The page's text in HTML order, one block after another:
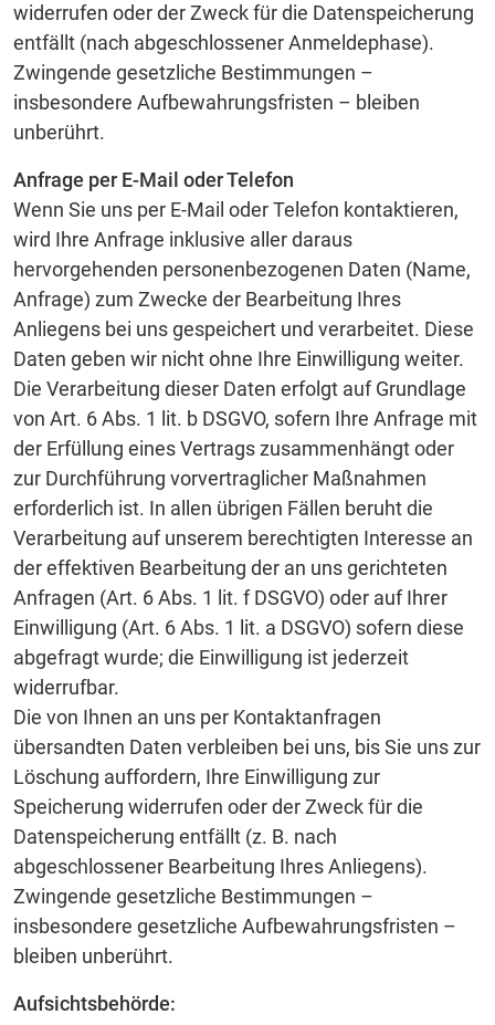
widerrufen oder der Zweck für die Datenspeicherung
entfällt (nach abgeschlossener Anmeldephase).
Zwingende gesetzliche Bestimmungen –
insbesondere Aufbewahrungsfristen – bleiben
unberührt.
Anfrage per E-Mail oder Telefon
Wenn Sie uns per E-Mail oder Telefon kontaktieren,
wird Ihre Anfrage inklusive aller daraus
hervorgehenden personenbezogenen Daten (Name,
Anfrage) zum Zwecke der Bearbeitung Ihres
Anliegens bei uns gespeichert und verarbeitet. Diese
Daten geben wir nicht ohne Ihre Einwilligung weiter.
Die Verarbeitung dieser Daten erfolgt auf Grundlage
von Art. 6 Abs. 1 lit. b DSGVO, sofern Ihre Anfrage mit
der Erfüllung eines Vertrags zusammenhängt oder
zur Durchführung vorvertraglicher Maßnahmen
erforderlich ist. In allen übrigen Fällen beruht die
Verarbeitung auf unserem berechtigten Interesse an
der effektiven Bearbeitung der an uns gerichteten
Anfragen (Art. 6 Abs. 1 lit. f DSGVO) oder auf Ihrer
Einwilligung (Art. 6 Abs. 1 lit. a DSGVO) sofern diese
abgefragt wurde; die Einwilligung ist jederzeit
widerrufbar.
Die von Ihnen an uns per Kontaktanfragen
übersandten Daten verbleiben bei uns, bis Sie uns zur
Löschung auffordern, Ihre Einwilligung zur
Speicherung widerrufen oder der Zweck für die
Datenspeicherung entfällt (z. B. nach
abgeschlossener Bearbeitung Ihres Anliegens).
Zwingende gesetzliche Bestimmungen –
insbesondere gesetzliche Aufbewahrungsfristen –
bleiben unberührt.
Aufsichtsbehörde: